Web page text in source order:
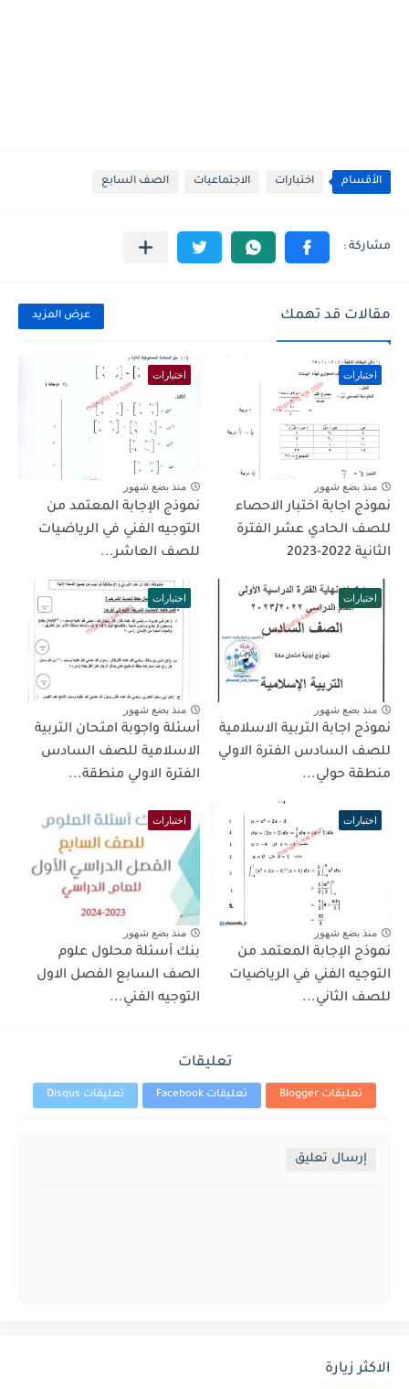
الأقسام اختبارات الاجتماعيات الصف السابع
مقالات قد تهمك عرض المزيد
اختبارات
منذ بضع شهور
نموذج اجابة اختبار الاحصاء
للصف الحادي عشر الفترة
الثانية 2022-2023
اختبارات
منذ بضع شهور
نموذج الإجابة المعتمد من
التوجيه الفني في الرياضيات
للصف العاشر...
اختبارات
منذ بضع شهور
نموذج اجابة التربية الاسلامية
للصف السادس الفترة الاولي
منطقة حولي...
اختبارات
منذ بضع شهور
أسئلة واجوبة امتحان التربية
الاسلامية للصف السادس
الفترة الاولي منطقة...
اختبارات
منذ بضع شهور
نموذج الإجابة المعتمد من
التوجيه الفني في الرياضيات
للصف الثاني...
اختبارات
منذ بضع شهور
بنك أسئلة محلول علوم
الصف السابع الفصل الاول
التوجيه الفني...
تعليقات
تعليقات Blogger تعليقات Facebook تعليقات Disqus
إرسال تعليق
الاكثر زيارة